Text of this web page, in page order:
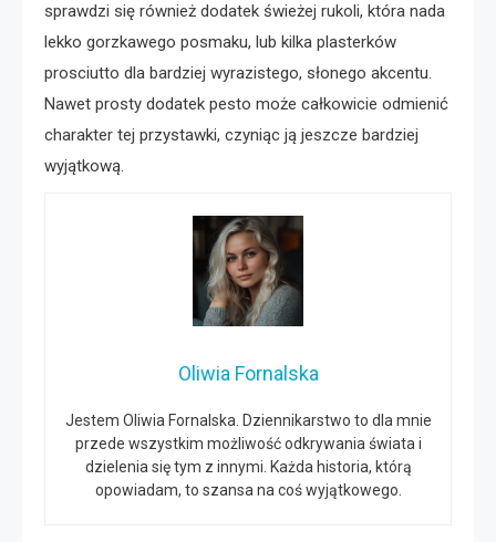
sprawdzi się również dodatek świeżej rukoli, która nada
lekko gorzkawego posmaku, lub kilka plasterków
prosciutto dla bardziej wyrazistego, słonego akcentu.
Nawet prosty dodatek pesto może całkowicie odmienić
charakter tej przystawki, czyniąc ją jeszcze bardziej
wyjątkową.
Oliwia Fornalska
Jestem Oliwia Fornalska. Dziennikarstwo to dla mnie
przede wszystkim możliwość odkrywania świata i
dzielenia się tym z innymi. Każda historia, którą
opowiadam, to szansa na coś wyjątkowego.